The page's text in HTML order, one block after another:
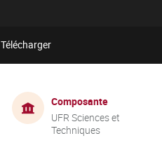
Télécharger
Composante
UFR Sciences et
Techniques